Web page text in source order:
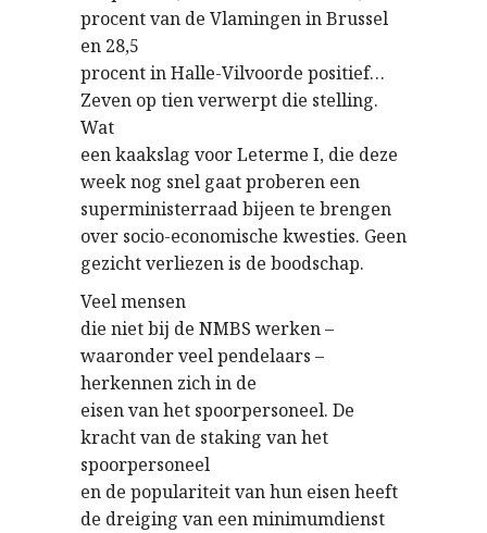
procent van de Vlamingen in Brussel
en 28,5
procent in Halle-Vilvoorde positief…
Zeven op tien verwerpt die stelling.
Wat
een kaakslag voor Leterme I, die deze
week nog snel gaat proberen een
superministerraad bijeen te brengen
over socio-economische kwesties. Geen
gezicht verliezen is de boodschap.
Veel mensen
die niet bij de NMBS werken –
waaronder veel pendelaars –
herkennen zich in de
eisen van het spoorpersoneel. De
kracht van de staking van het
spoorpersoneel
en de populariteit van hun eisen heeft
de dreiging van een minimumdienst